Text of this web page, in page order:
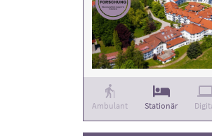
Ambulant Stationär